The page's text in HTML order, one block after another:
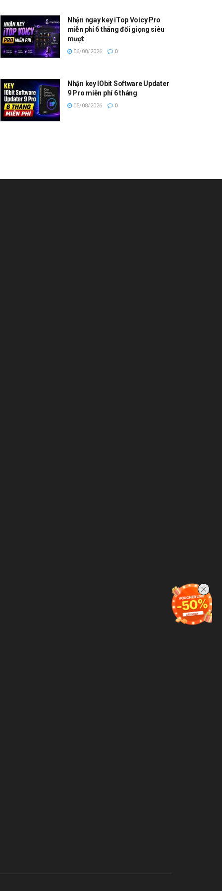
Nhận ngay key iTop Voicy Pro
miễn phí 6 tháng đổi giọng siêu
mượt
06/08/2026 0
Nhận key IObit Software Updater
9 Pro miễn phí 6 tháng
05/08/2026 0